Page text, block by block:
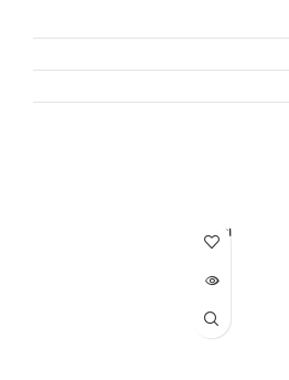
اتمام مو
جودی